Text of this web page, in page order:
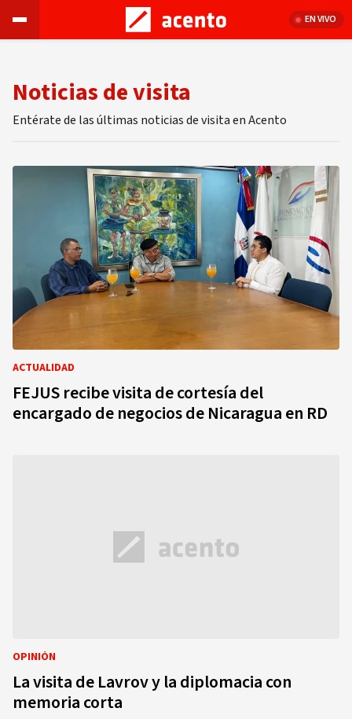
EN VIVO
Noticias de visita
Entérate de las últimas noticias de visita en Acento
ACTUALIDAD
FEJUS recibe visita de cortesía del
encargado de negocios de Nicaragua en RD
OPINIÓN
La visita de Lavrov y la diplomacia con
memoria corta